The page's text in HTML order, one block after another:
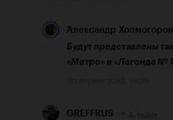
Александр Холмогоров
Будут представлены
«Метро» и «Легенда №
GREFFRUS